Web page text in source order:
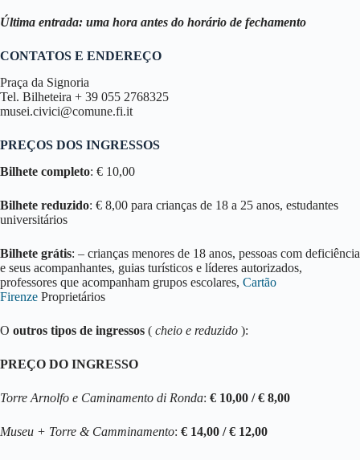
Última entrada: uma hora antes do horário de fechamento
CONTATOS E ENDEREÇO
Praça da Signoria
Tel. Bilheteira + 39 055 2768325
musei.civici@comune.fi.it
PREÇOS DOS INGRESSOS
Bilhete completo: € 10,00
Bilhete reduzido: € 8,00 para crianças de 18 a 25 anos, estudantes
universitários
Bilhete grátis: – crianças menores de 18 anos, pessoas com deficiência
e seus acompanhantes, guias turísticos e líderes autorizados,
professores que acompanham grupos escolares, Cartão
Firenze Proprietários
O outros tipos de ingressos ( cheio e reduzido ):
PREÇO DO INGRESSO
Torre Arnolfo e Caminamento di Ronda: € 10,00 / € 8,00
Museu + Torre & Camminamento: € 14,00 / € 12,00